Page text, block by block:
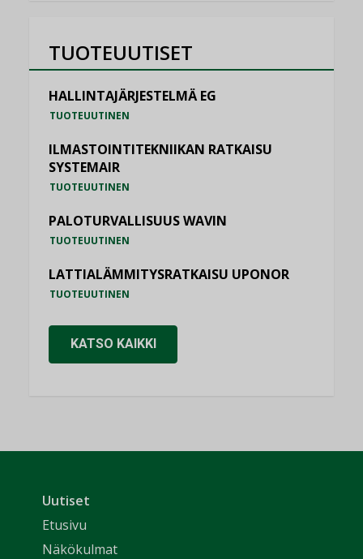
TUOTEUUTISET
HALLINTAJÄRJESTELMÄ EG
TUOTEUUTINEN
ILMASTOINTITEKNIIKAN RATKAISU
SYSTEMAIR
TUOTEUUTINEN
PALOTURVALLISUUS WAVIN
TUOTEUUTINEN
LATTIALÄMMITYSRATKAISU UPONOR
TUOTEUUTINEN
KATSO KAIKKI
Uutiset
Etusivu
Näkökulmat